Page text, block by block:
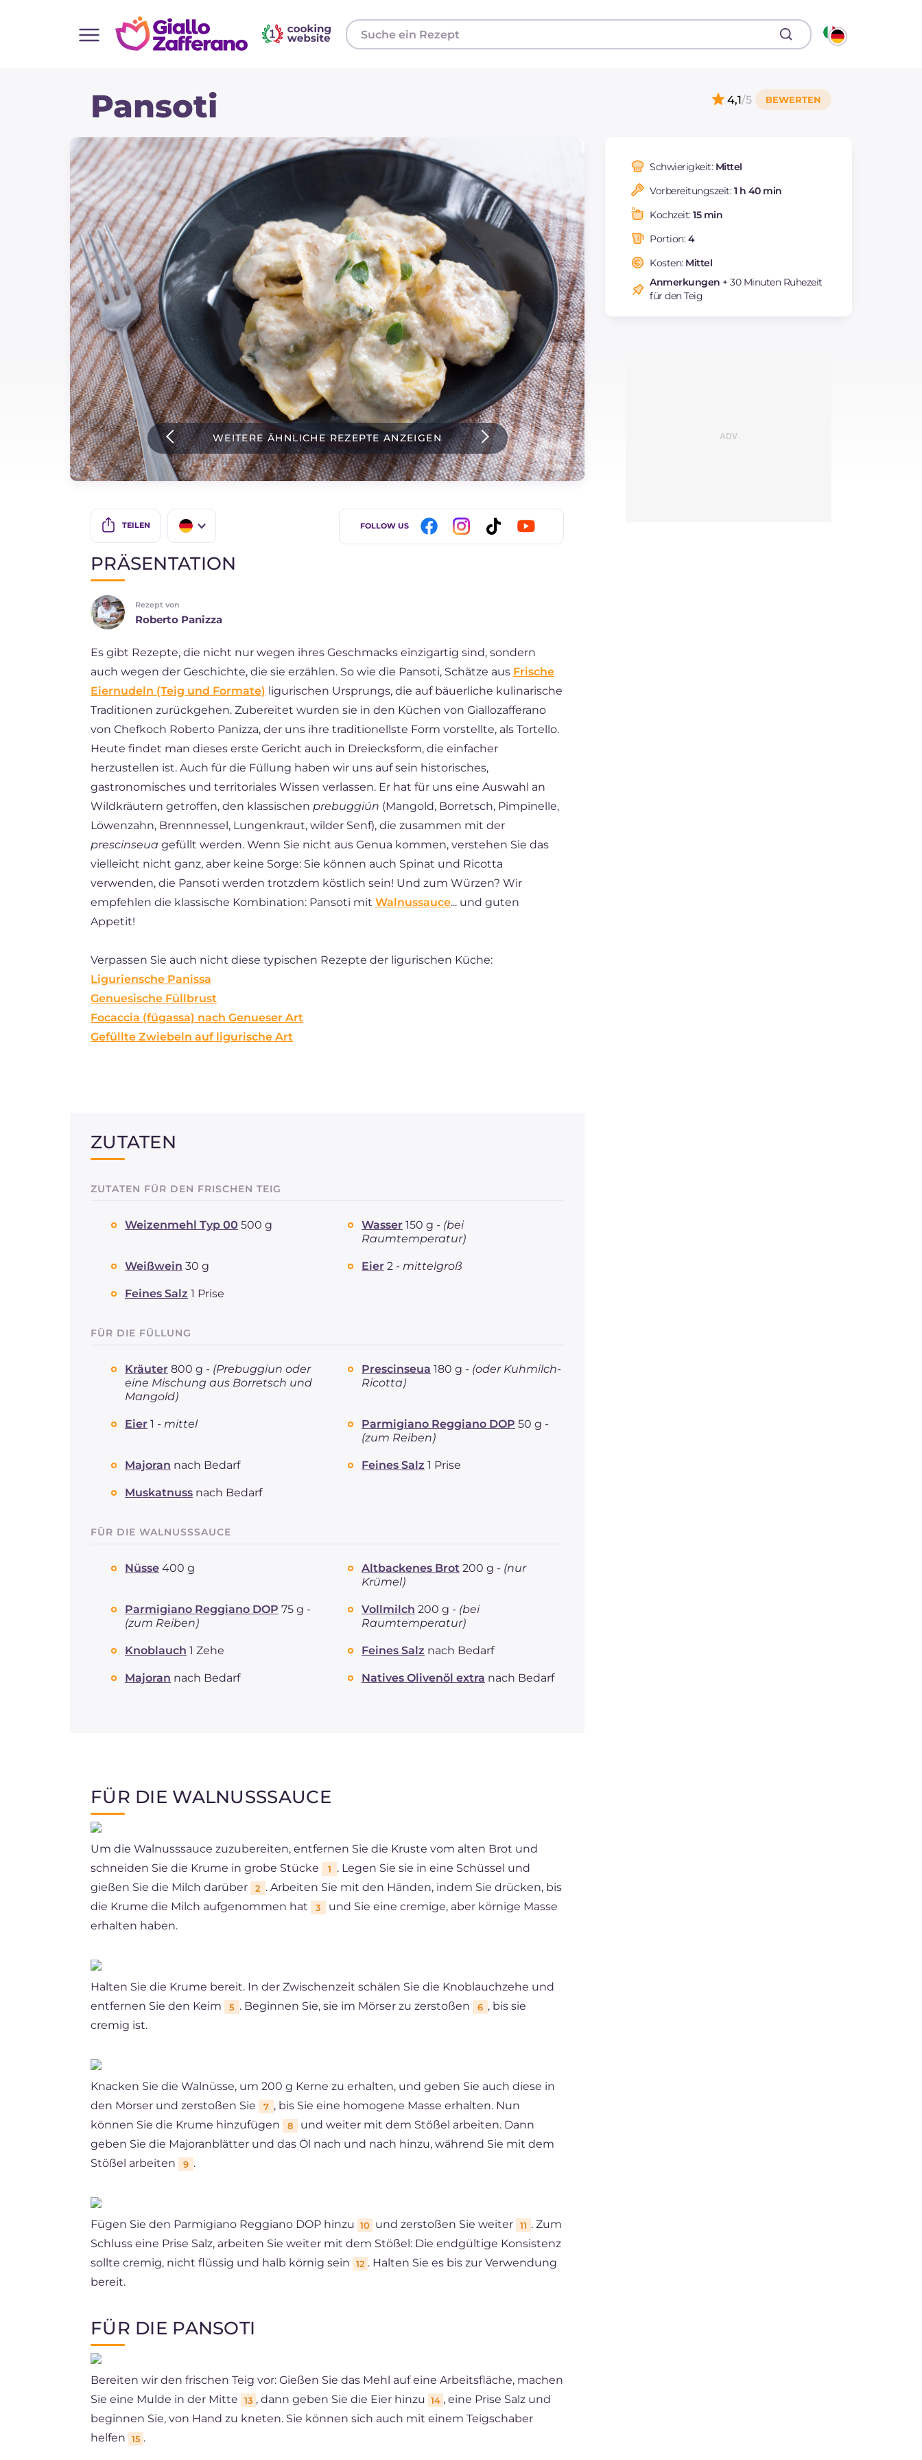
Hauptgerichte
Pizza und focaccia
Kuchen und Backwaren
Neueste rezepte
IT Website
Instagram
Pansoti 4,1/5
WEITERE ÄHNLICHE REZEPTE ANZEIGEN
TEILEN
BR
FOLLOW US
Schwierigkeit: Mittel
Vorbereitungszeit:1 h 40 min
Kochzeit:15 min
Portion:4
Kosten: Mittel
Anmerkungen + 30 Minuten Ruhezeit
für den Teig
PRÄSENTATION
Rezept von
Roberto Panizza
Es gibt Rezepte, die nicht nur wegen ihres Geschmacks einzigartig sind, sondern
auch wegen der Geschichte, die sie erzählen. So wie die Pansoti, Schätze aus Frische
Eiernudeln (Teig und Formate) ligurischen Ursprungs, die auf bäuerliche kulinarische
Traditionen zurückgehen. Zubereitet wurden sie in den Küchen von Giallozafferano
von Chefkoch Roberto Panizza, der uns ihre traditionellste Form vorstellte, als Tortello.
Heute findet man dieses erste Gericht auch in Dreiecksform, die einfacher
herzustellen ist. Auch für die Füllung haben wir uns auf sein historisches,
gastronomisches und territoriales Wissen verlassen. Er hat für uns eine Auswahl an
Wildkräutern getroffen, den klassischen prebuggiún (Mangold, Borretsch, Pimpinelle,
Löwenzahn, Brennnessel, Lungenkraut, wilder Senf), die zusammen mit der
prescinseua gefüllt werden. Wenn Sie nicht aus Genua kommen, verstehen Sie das
vielleicht nicht ganz, aber keine Sorge: Sie können auch Spinat und Ricotta
verwenden, die Pansoti werden trotzdem köstlich sein! Und zum Würzen? Wir
empfehlen die klassische Kombination: Pansoti mit Walnussauce... und guten
Appetit!
Verpassen Sie auch nicht diese typischen Rezepte der ligurischen Küche:
Liguriensche Panissa
Genuesische Füllbrust
Focaccia (fügassa) nach Genueser Art
Gefüllte Zwiebeln auf ligurische Art
ZUTATEN
ZUTATEN FÜR DEN FRISCHEN TEIG
Weizenmehl Typ 00 500 g Wasser 150 g - (bei
Raumtemperatur)
Weißwein 30 g Eier 2 - mittelgroß
Feines Salz 1 Prise
FÜR DIE FÜLLUNG
Kräuter 800 g - (Prebuggiun oder
eine Mischung aus Borretsch und
Mangold)
Prescinseua 180 g - (oder Kuhmilch-
Ricotta)
Eier 1 - mittel Parmigiano Reggiano DOP 50 g -
(zum Reiben)
Majoran nach Bedarf Feines Salz 1 Prise
Muskatnuss nach Bedarf
FÜR DIE WALNUSSSAUCE
Nüsse 400 g Altbackenes Brot 200 g - (nur
Krümel)
Parmigiano Reggiano DOP 75 g -
(zum Reiben)
Vollmilch 200 g - (bei
Raumtemperatur)
Knoblauch 1 Zehe Feines Salz nach Bedarf
Majoran nach Bedarf Natives Olivenöl extra nach Bedarf
FÜR DIE WALNUSSSAUCE
Um die Walnusssauce zuzubereiten, entfernen Sie die Kruste vom alten Brot und
schneiden Sie die Krume in grobe Stücke
1
. Legen Sie sie in eine Schüssel und
gießen Sie die Milch darüber
2 . Arbeiten Sie mit den Händen, indem Sie drücken, bis
die Krume die Milch aufgenommen hat
3
und Sie eine cremige, aber körnige Masse
erhalten haben.
Halten Sie die Krume bereit. In der Zwischenzeit schälen Sie die Knoblauchzehe und
entfernen Sie den Keim
5 . Beginnen Sie, sie im Mörser zu zerstoßen 6 , bis sie
cremig ist.
Knacken Sie die Walnüsse, um 200 g Kerne zu erhalten, und geben Sie auch diese in
den Mörser und zerstoßen Sie
7 , bis Sie eine homogene Masse erhalten. Nun
können Sie die Krume hinzufügen
8
und weiter mit dem Stößel arbeiten. Dann
geben Sie die Majoranblätter und das Öl nach und nach hinzu, während Sie mit dem
Stößel arbeiten
9 .
Fügen Sie den Parmigiano Reggiano DOP hinzu 10 und zerstoßen Sie weiter 11 . Zum
Schluss eine Prise Salz, arbeiten Sie weiter mit dem Stößel: Die endgültige Konsistenz
sollte cremig, nicht flüssig und halb körnig sein
12 . Halten Sie es bis zur Verwendung
bereit.
FÜR DIE PANSOTI
Bereiten wir den frischen Teig vor: Gießen Sie das Mehl auf eine Arbeitsfläche, machen
Sie eine Mulde in der Mitte
13 , dann geben Sie die Eier hinzu 14 , eine Prise Salz und
beginnen Sie, von Hand zu kneten. Sie können sich auch mit einem Teigschaber
helfen
15 .